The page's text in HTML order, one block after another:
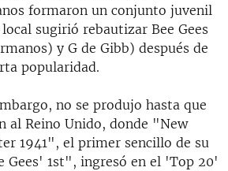
formaron un conjunto juvenil
sugirió rebautizar Bee Gees
y G de Gibb) después de
popularidad.
no se produjo hasta que
al Reino Unido, donde "New
1941", el primer sencillo de su
Gees' 1st", ingresó en el 'Top 20'